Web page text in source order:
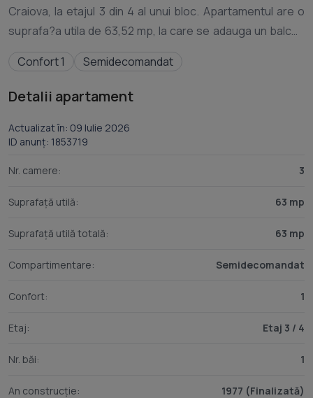
Craiova, la etajul 3 din 4 al unui bloc. Apartamentul are o
suprafa?a utila de 63,52 mp, la care se adauga un balcon
mp. Compartimentare: * living * 2 dormitoare * bucatarie *
baie * hol * 2 debarale * balcon inchis Locuin?a este
eligibila pentru achizi?ie prin credit ipotecar. Pentru mai
multe informa?ii sau pentru programarea unei vizionari, va
stam la dispozi?ie. Prime Imobiliare ADS Craioa Maria
Tutunariu
Confort 1 Semidecomandat
Detalii apartament
Actualizat în: 09 Iulie 2026
ID anunț: 1853719
Nr. camere: 3
Suprafață utilă: 63 mp
Suprafață utilă totală: 63 mp
Compartimentare: Semidecomandat
Confort: 1
Etaj: Etaj 3 / 4
Nr. băi: 1
An construcție: 1977 (Finalizată)